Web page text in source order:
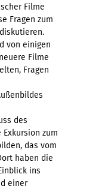
Filme
Fragen zum
von einigen
Filme
Fragen
des
zum
das vom
haben die
ins
einer